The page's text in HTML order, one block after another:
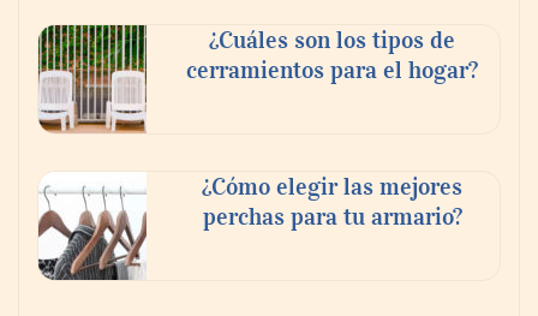
¿Cuáles son los tipos de
cerramientos para el hogar?
¿Cómo elegir las mejores
perchas para tu armario?